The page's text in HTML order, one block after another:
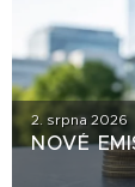
2. srpna 2026
NOVÉ